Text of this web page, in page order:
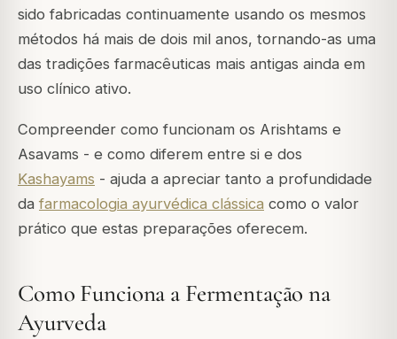
sido fabricadas continuamente usando os mesmos
métodos há mais de dois mil anos, tornando-as uma
das tradições farmacêuticas mais antigas ainda em
uso clínico ativo.
Compreender como funcionam os Arishtams e
Asavams - e como diferem entre si e dos
Kashayams - ajuda a apreciar tanto a profundidade
da farmacologia ayurvédica clássica como o valor
prático que estas preparações oferecem.
Como Funciona a Fermentação na
Ayurveda